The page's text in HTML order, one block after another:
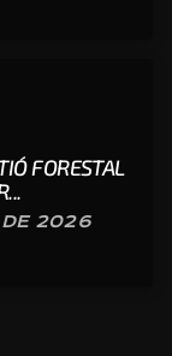
FORESTAL
DE 2026